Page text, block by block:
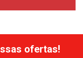
ofertas!